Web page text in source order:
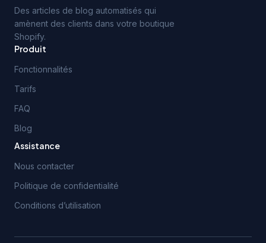
Des articles de blog automatisés qui
amènent des clients dans votre boutique
Shopify.
Produit
Fonctionnalités
Tarifs
FAQ
Blog
Assistance
Nous contacter
Politique de confidentialité
Conditions d’utilisation